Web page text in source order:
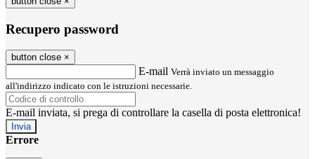
Recupero password
button close ×
E-mail Verrà inviato un messaggio
all'indirizzo indicato con le istruzioni necessarie.
E-mail inviata, si prega di controllare la casella di posta elettronica!
Errore